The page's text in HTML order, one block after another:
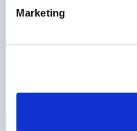
Marketing